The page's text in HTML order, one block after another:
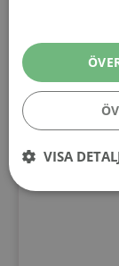
Recept
Mas
VISA